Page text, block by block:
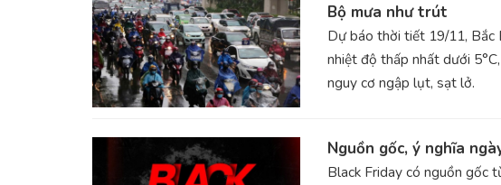
Bộ mưa như trút
Dự báo thời tiết 19/11, Bắc
nhiệt độ thấp nhất dưới
nguy cơ ngập lụt, sạt lở.
Nguồn gốc, ý nghĩa
Black Friday có nguồn gốc